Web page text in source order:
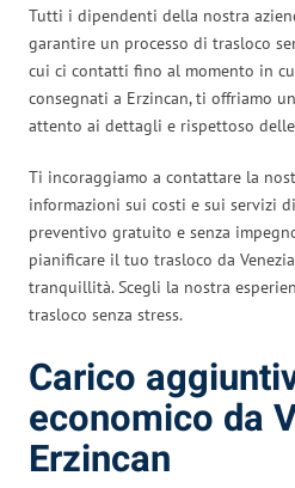
Tutti i dipendenti della nostra
garantire un processo di trasloco
cui ci contatti fino al momento in
consegnati a Erzincan, ti offriamo
attento ai dettagli e rispettoso
Ti incoraggiamo a contattare la
informazioni sui costi e sui servizi
preventivo gratuito e senza
pianificare il tuo trasloco da
tranquillità. Scegli la nostra
trasloco senza stress.
Carico
economico da
Erzincan